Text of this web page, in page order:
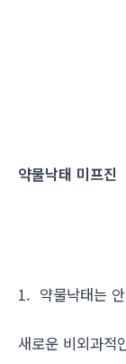
약물낙태 미프진
1. 약물낙태는
새로운 비외과적